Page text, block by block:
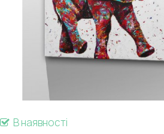
В наявності